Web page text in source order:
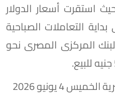
4 يونيو 2026 ،حيث استقرت أسعار الدولار
التعاملات الصباحية
المركزى المصرى نحو
4 يونيو 2026